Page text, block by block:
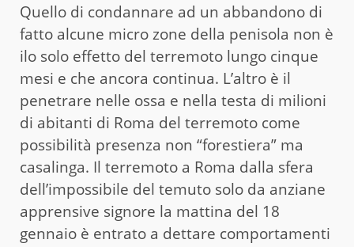
Quello di condannare ad un abbandono di
fatto alcune micro zone della penisola non è
ilo solo effetto del terremoto lungo cinque
mesi e che ancora continua. L’altro è il
penetrare nelle ossa e nella testa di milioni
di abitanti di Roma del terremoto come
possibilità presenza non “forestiera” ma
casalinga. Il terremoto a Roma dalla sfera
dell’impossibile del temuto solo da anziane
apprensive signore la mattina del 18
gennaio è entrato a dettare comportamenti